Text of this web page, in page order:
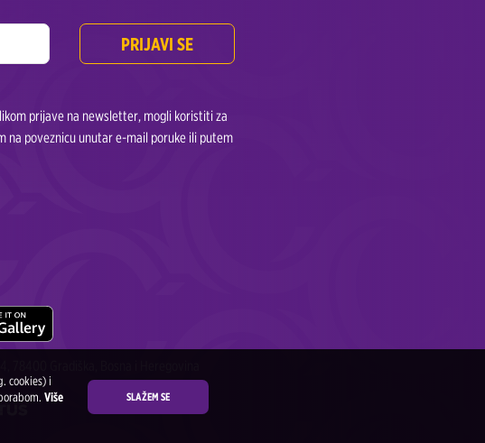
PRIJAVI SE
prijave na newsletter, mogli koristiti za
na poveznicu unutar e-mail poruke ili putem
cookies) i
Više
SLAŽEM SE